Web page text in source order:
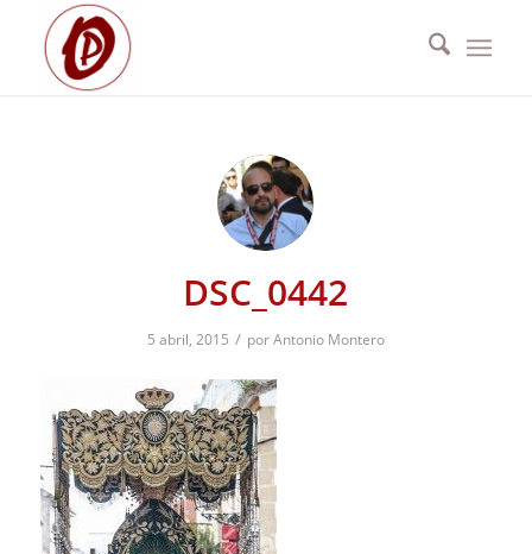
DSC_0442
5 abril, 2015 / porAntonio Montero